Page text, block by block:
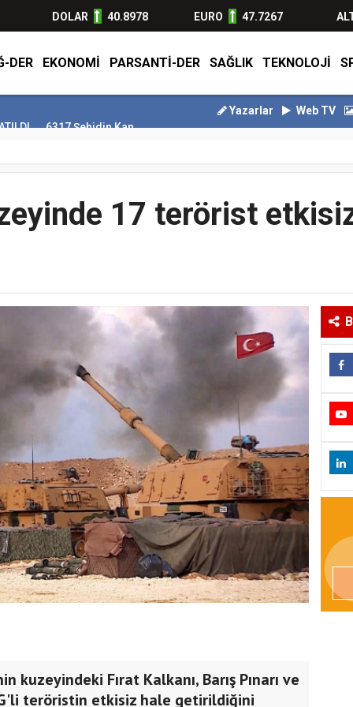
DOLAR 40.8978 EURO 47.7267
DER EKONOMİ PARSANTİ-DER SAĞLIK TEKNOLOJİ
Şehidin Kanıyla Yazılan Destan Motorine 2 lira 44 kuruş indirim
Yazarlar Web TV
17 terörist
kuzeyindeki Fırat Kalkanı, Barış Pınarı ve
teröristin etkisiz hale getirildiğini